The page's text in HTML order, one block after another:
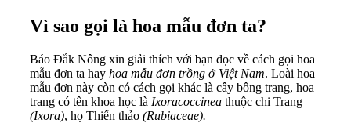
Vì sao gọi là hoa mẫu đơn ta?
Báo Đắk Nông xin giải thích với bạn đọc về cách gọi hoa
mẫu đơn ta hay hoa mẫu đơn trồng ở Việt Nam. Loài hoa
mẫu đơn này còn có cách gọi khác là cây bông trang, hoa
trang có tên khoa học là Ixoracoccinea thuộc chi Trang
(Ixora), họ Thiến thảo (Rubiaceae).